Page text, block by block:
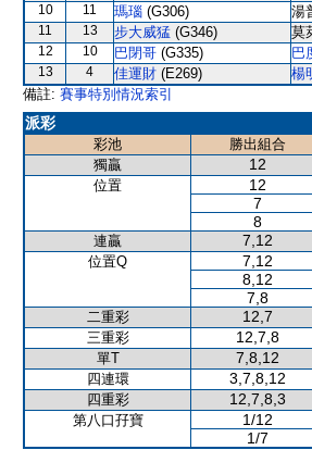
10
11 瑪瑙 (G306) 湯
11
13 步大威猛 (G346) 莫
12
10 巴閉哥 (G335) 巴
13
4 佳運財 (E269) 楊
備註: 賽事特別情況索引
派彩
彩池 勝出組合
獨贏
12
位置 12
7
8
連贏 7,12
位置Q 7,12
8,12
7,8
二重彩 12,7
三重彩 12,7,8
單T 7,8,12
四連環 3,7,8,12
四重彩 12,7,8,3
第八口孖寶 1/12
1/7